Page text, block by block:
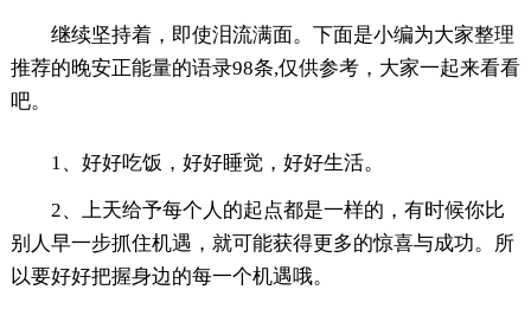
继续坚持着，即使泪流满面。下面是小编为大家整理
推荐的晚安正能量的语录98条,仅供参考，大家一起来看看
吧。
1、好好吃饭，好好睡觉，好好生活。
2、上天给予每个人的起点都是一样的，有时候你比
别人早一步抓住机遇，就可能获得更多的惊喜与成功。所
以要好好把握身边的每一个机遇哦。